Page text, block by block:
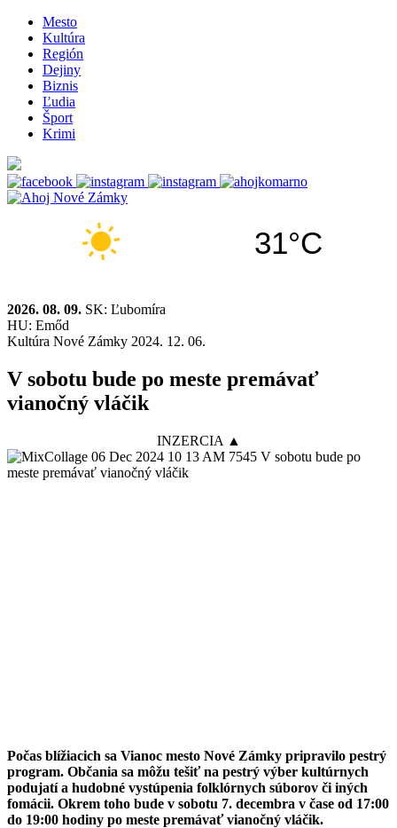
Mesto
Kultúra
Región
Dejiny
Biznis
Ľudia
Šport
Krimi
31°C
2026. 08. 09. SK: Ľubomíra
HU: Emőd
Kultúra Nové Zámky 2024. 12. 06.
V sobotu bude po meste premávať
vianočný vláčik
INZERCIA ▲
Počas blížiacich sa Vianoc mesto Nové Zámky pripravilo pestrý
program. Občania sa môžu tešiť na pestrý výber kultúrnych
podujatí a hudobné vystúpenia folklórnych súborov či iných
fomácii. Okrem toho bude v sobotu 7. decembra v čase od 17:00
do 19:00 hodiny po meste premávať vianočný vláčik.